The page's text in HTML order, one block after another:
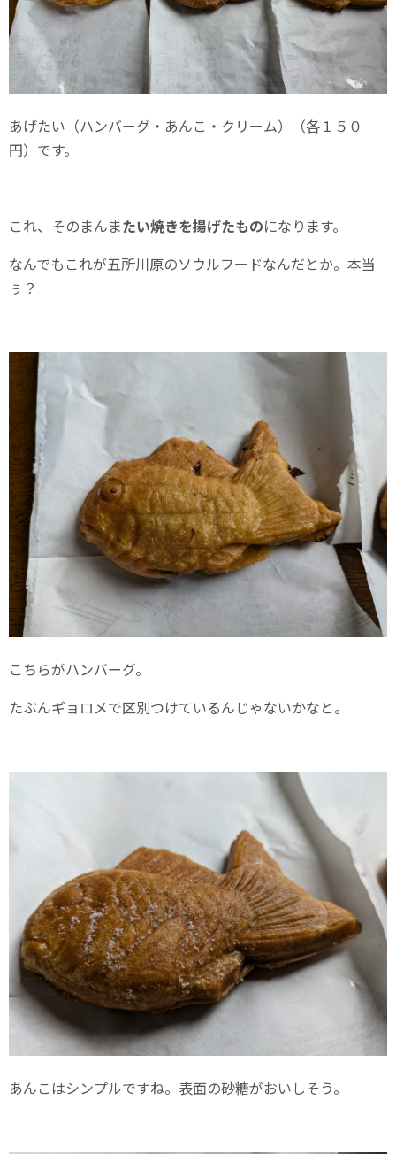
あげたい（ハンバーグ・あんこ・クリーム）（各１５０
円）です。
これ、そのまんまたい焼きを揚げたものになります。
なんでもこれが五所川原のソウルフードなんだとか。本当
ぅ？
こちらがハンバーグ。
たぶんギョロメで区別つけているんじゃないかなと。
あんこはシンプルですね。表面の砂糖がおいしそう。